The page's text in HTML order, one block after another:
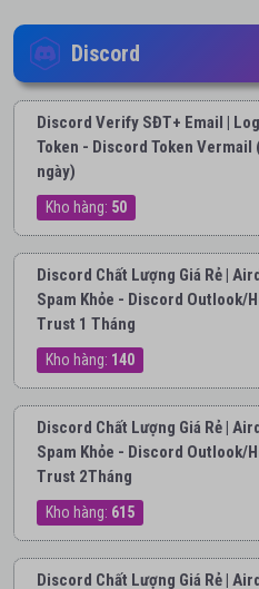
Discord
Discord Verify SĐT+ Email |
Token - Discord Token Vermail
ngày)
Kho hàng: 50
Discord Chất Lượng Giá Rẻ |
Spam Khỏe - Discord Outlook/
Trust 1 Tháng
Kho hàng: 140
Discord Chất Lượng Giá Rẻ |
Spam Khỏe - Discord Outlook/
Trust 2Tháng
Kho hàng: 615
Discord Chất Lượng Giá Rẻ |